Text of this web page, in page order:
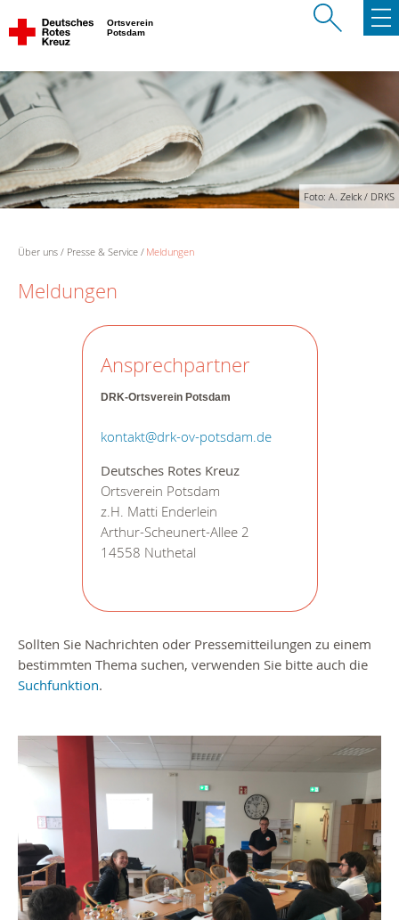
Ortsverein
Potsdam
Foto: A. Zelck / DRKS
Über uns Presse & Service Meldungen
Meldungen
Ansprechpartner
DRK-Ortsverein Potsdam
kontakt@drk-ov-potsdam.de
Deutsches Rotes Kreuz
Ortsverein Potsdam
z.H. Matti Enderlein
Arthur-Scheunert-Allee 2
14558 Nuthetal
Sollten Sie Nachrichten oder Pressemitteilungen zu einem
bestimmten Thema suchen, verwenden Sie bitte auch die
Suchfunktion.